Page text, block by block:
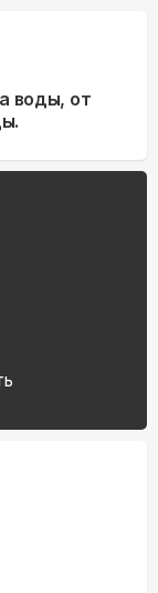
воды, от